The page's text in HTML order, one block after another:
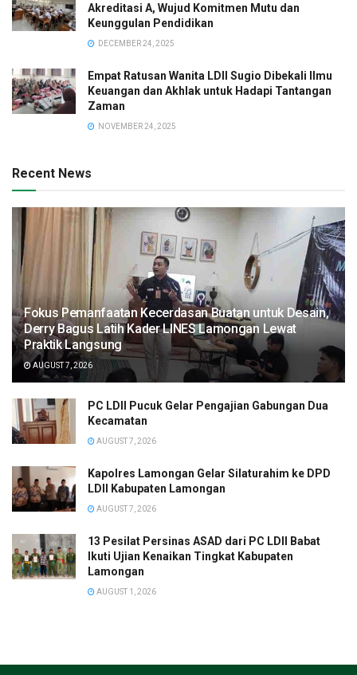
Akreditasi A, Wujud Komitmen Mutu dan
Keunggulan Pendidikan
DECEMBER 24, 2025
Empat Ratusan Wanita LDII Sugio Dibekali Ilmu
Keuangan dan Akhlak untuk Hadapi Tantangan
Zaman
NOVEMBER 24, 2025
Recent News
Fokus Pemanfaatan Kecerdasan Buatan untuk Desain,
Derry Bagus Latih Kader LINES Lamongan Lewat
Praktik Langsung
AUGUST 7, 2026
PC LDII Pucuk Gelar Pengajian Gabungan Dua
Kecamatan
AUGUST 7, 2026
Kapolres Lamongan Gelar Silaturahim ke DPD
LDII Kabupaten Lamongan
AUGUST 7, 2026
13 Pesilat Persinas ASAD dari PC LDII Babat
Ikuti Ujian Kenaikan Tingkat Kabupaten
Lamongan
AUGUST 1, 2026